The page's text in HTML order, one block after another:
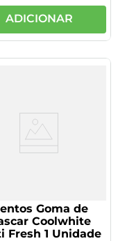
ADICIONAR
Goma de
Coolwhite
Fresh 1 Unidade